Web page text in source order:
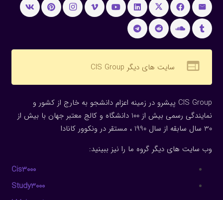
web سایت های دیگر CIS Group
CIS Group پیشرو در زمینه اعزام دانشجو به خارج از کشور و
نمایندگی رسمی بیش از 100 دانشگاه و کالج معتبر جهان با بیش از
30 سال سابقه از سال 1990 ، مستقر در ونکوور کانادا
وب سایت های دیگر گروه ما را نیز ببینید:
Cis3000
Study3000